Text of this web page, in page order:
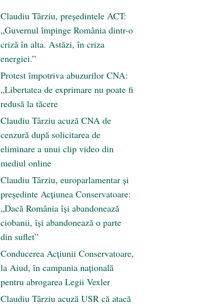
Claudiu Târziu, președintele ACT:
„Guvernul împinge România dintr-o
criză în alta. Astăzi, în criza
energiei.”
Protest împotriva abuzurilor CNA:
„Libertatea de exprimare nu poate fi
redusă la tăcere
Claudiu Târziu acuză CNA de
cenzură după solicitarea de
eliminare a unui clip video din
mediul online
Claudiu Târziu, europarlamentar și
președinte Acțiunea Conservatoare:
„Dacă România își abandonează
ciobanii, își abandonează o parte
din suflet”
Conducerea Acțiunii Conservatoare,
la Aiud, în campania națională
pentru abrogarea Legii Vexler
Claudiu Târziu acuză USR că atacă